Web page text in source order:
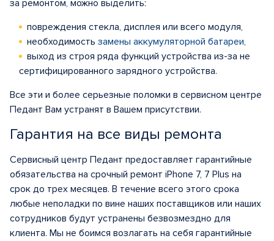
за ремонтом, можно выделить:
повреждения стекла, дисплея или всего модуля,
необходимость замены аккумуляторной батареи,
выход из строя ряда функций устройства из-за не
сертифицированного зарядного устройства.
Все эти и более серьезные поломки в сервисном центре
Педант Вам устранят в Вашем присутствии.
Гарантия на все виды ремонта
Сервисный центр Педант предоставляет гарантийные
обязательства на срочный ремонт iPhone 7, 7 Plus на
срок до трех месяцев. В течение всего этого срока
любые неполадки по вине наших поставщиков или наших
сотрудников будут устранены безвозмездно для
клиента. Мы не боимся возлагать на себя гарантийные